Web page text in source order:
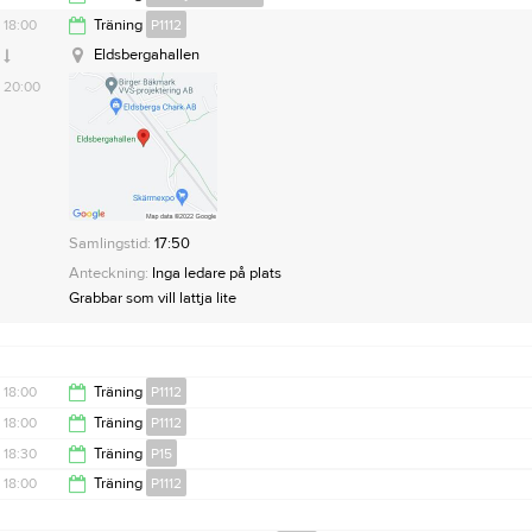
10:00
18:00 Träning P1112
20:00
Eldsbergahallen
Samlingstid: 17:50
Anteckning: Inga ledare på plats
Grabbar som vill lattja lite
18:00 Träning P1112
19:30
18:00 Träning P1112
20:00
18:30 Träning P15
18:00 Träning P1112